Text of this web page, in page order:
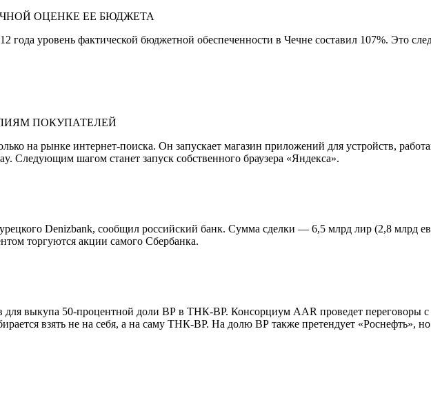
ОЦЕНКЕ ЕЕ БЮДЖЕТА
года уровень фактической бюджетной обеспеченности в Чечне составил 107%. Это
ПОКУПАТЕЛЕЙ
на рынке интернет-поиска. Он запускает магазин приложений для устройств,
Следующим шагом станет запуск собственного браузера «Яндекса».
Denizbank, сообщил российский банк. Сумма сделки — 6,5 млрд лир (2,8 млрд
торгуются акции самого Сбербанка.
для выкупа 50-процентной доли ВР в ТНК-ВР. Консорциум AAR проведет переговоры с
взять не на себя, а на саму ТНК-ВР. На долю ВР также претендует «Роснефть»,